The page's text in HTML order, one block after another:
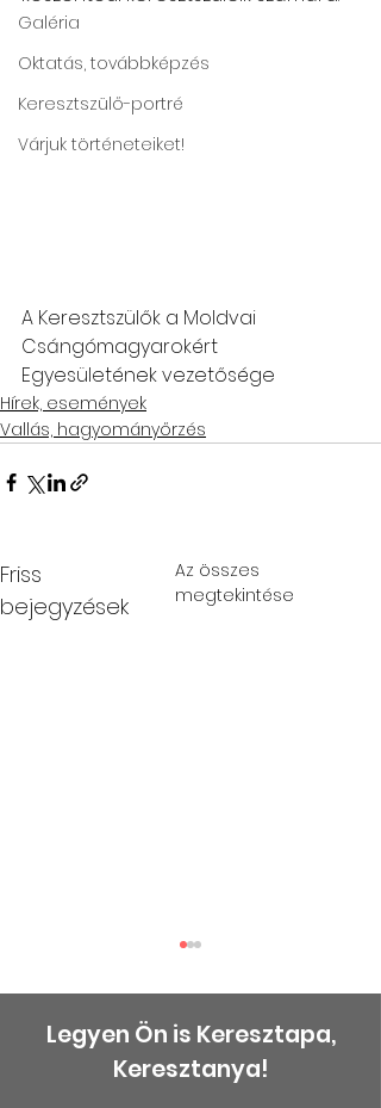
Galéria
Oktatás, továbbképzés
Keresztszülő-portré
Várjuk történeteiket!
A Keresztszülők a Moldvai
Csángómagyarokért
Egyesületének vezetősége
Hírek, események
Vallás, hagyományőrzés
Friss
bejegyzések
Az összes
megtekintése
Legyen Ön is Keresztapa,
Keresztanya!